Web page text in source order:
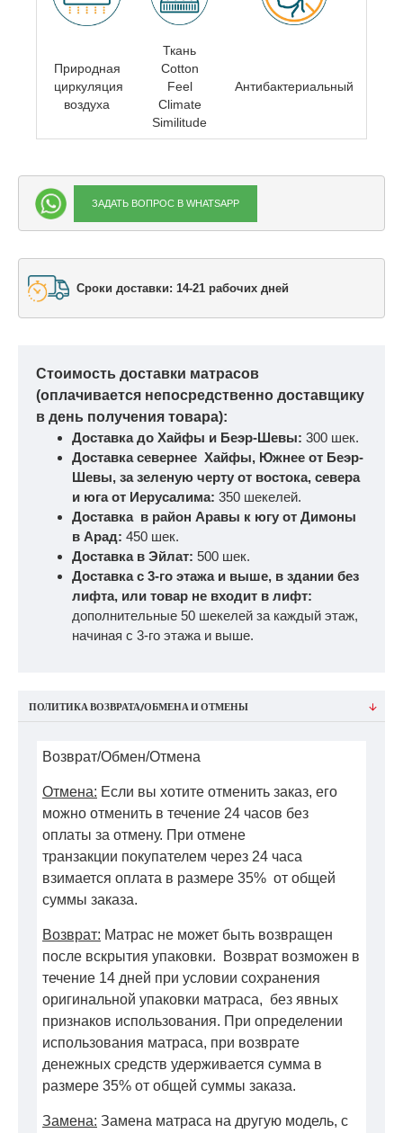
Природная
циркуляция
воздуха
Ткань
Cotton
Feel
Climate
Similitude
Антибактериальный
ЗАДАТЬ ВОПРОС В WHATSAPP
Сроки доставки: 14-21 рабочих дней
Стоимость доставки матрасов
(оплачивается непосредственно доставщику
в день получения товара):
Доставка до Хайфы и Беэр-Шевы: 300 шек.
Доставка севернее Хайфы, Южнее от Беэр-
Шевы, за зеленую черту от востока, севера
и юга от Иерусалима: 350 шекелей.
Доставка в район Аравы к югу от Димоны
в Арад: 450 шек.
Доставка в Эйлат: 500 шек.
Доставка с 3-го этажа и выше, в здании без
лифта, или товар не входит в лифт:
дополнительные 50 шекелей за каждый этаж,
начиная с 3-го этажа и выше.
ПОЛИТИКА ВОЗВРАТА/ОБМЕНА И ОТМЕНЫ
Возврат/Обмен/Отмена
Отмена: Если вы хотите отменить заказ, его
можно отменить в течение 24 часов без
оплаты за отмену. При отмене
транзакции покупателем через 24 часа
взимается оплата в размере 35% от общей
суммы заказа.
Возврат: Матрас не может быть возвращен
после вскрытия упаковки. Возврат возможен в
течение 14 дней при условии сохранения
оригинальной упаковки матраса, без явных
признаков использования. При определении
использования матраса, при возврате
денежных средств удерживается сумма в
размере 35% от общей суммы заказа.
Замена: Замена матраса на другую модель, с